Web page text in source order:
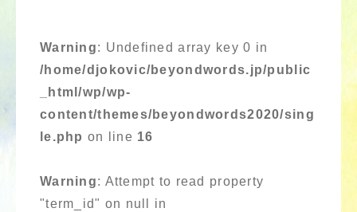
Warning: Undefined array key 0 in
/home/djokovic/beyondwords.jp/public
_html/wp/wp-
content/themes/beyondwords2020/sing
le.php on line 16
Warning: Attempt to read property
"term_id" on null in